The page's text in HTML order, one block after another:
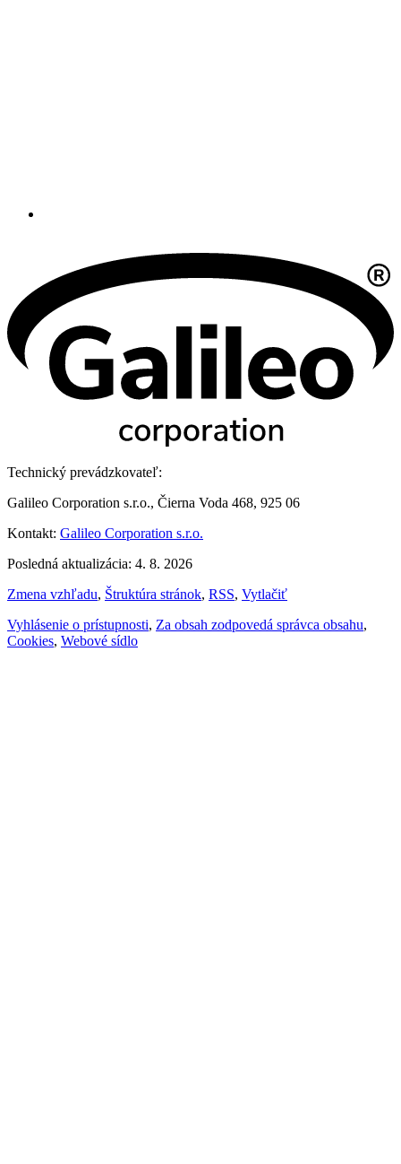
Technický prevádzkovateľ:
Galileo Corporation s.r.o., Čierna Voda 468, 925 06
Kontakt: Galileo Corporation s.r.o.
Posledná aktualizácia: 4. 8. 2026
Zmena vzhľadu, Štruktúra stránok, RSS, Vytlačiť
Vyhlásenie o prístupnosti, Za obsah zodpovedá správca obsahu,
Cookies, Webové sídlo